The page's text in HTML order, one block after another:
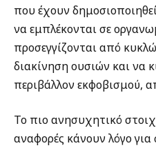
που έχουν
να εμπλέκονται σε
προσεγγίζονται από
διακίνηση ουσιών και να
περιβάλλον εκφοβισμού,
Το πιο ανησυχητικό
αναφορές κάνουν λόγο